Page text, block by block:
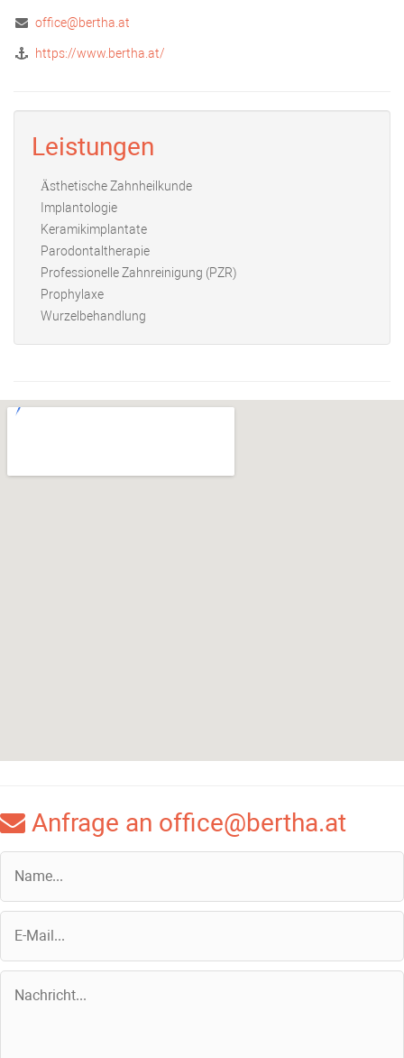
office@bertha.at
https://www.bertha.at/
Leistungen
Ästhetische Zahnheilkunde
Implantologie
Keramikimplantate
Parodontaltherapie
Professionelle Zahnreinigung (PZR)
Prophylaxe
Wurzelbehandlung
Anfrage an office@bertha.at